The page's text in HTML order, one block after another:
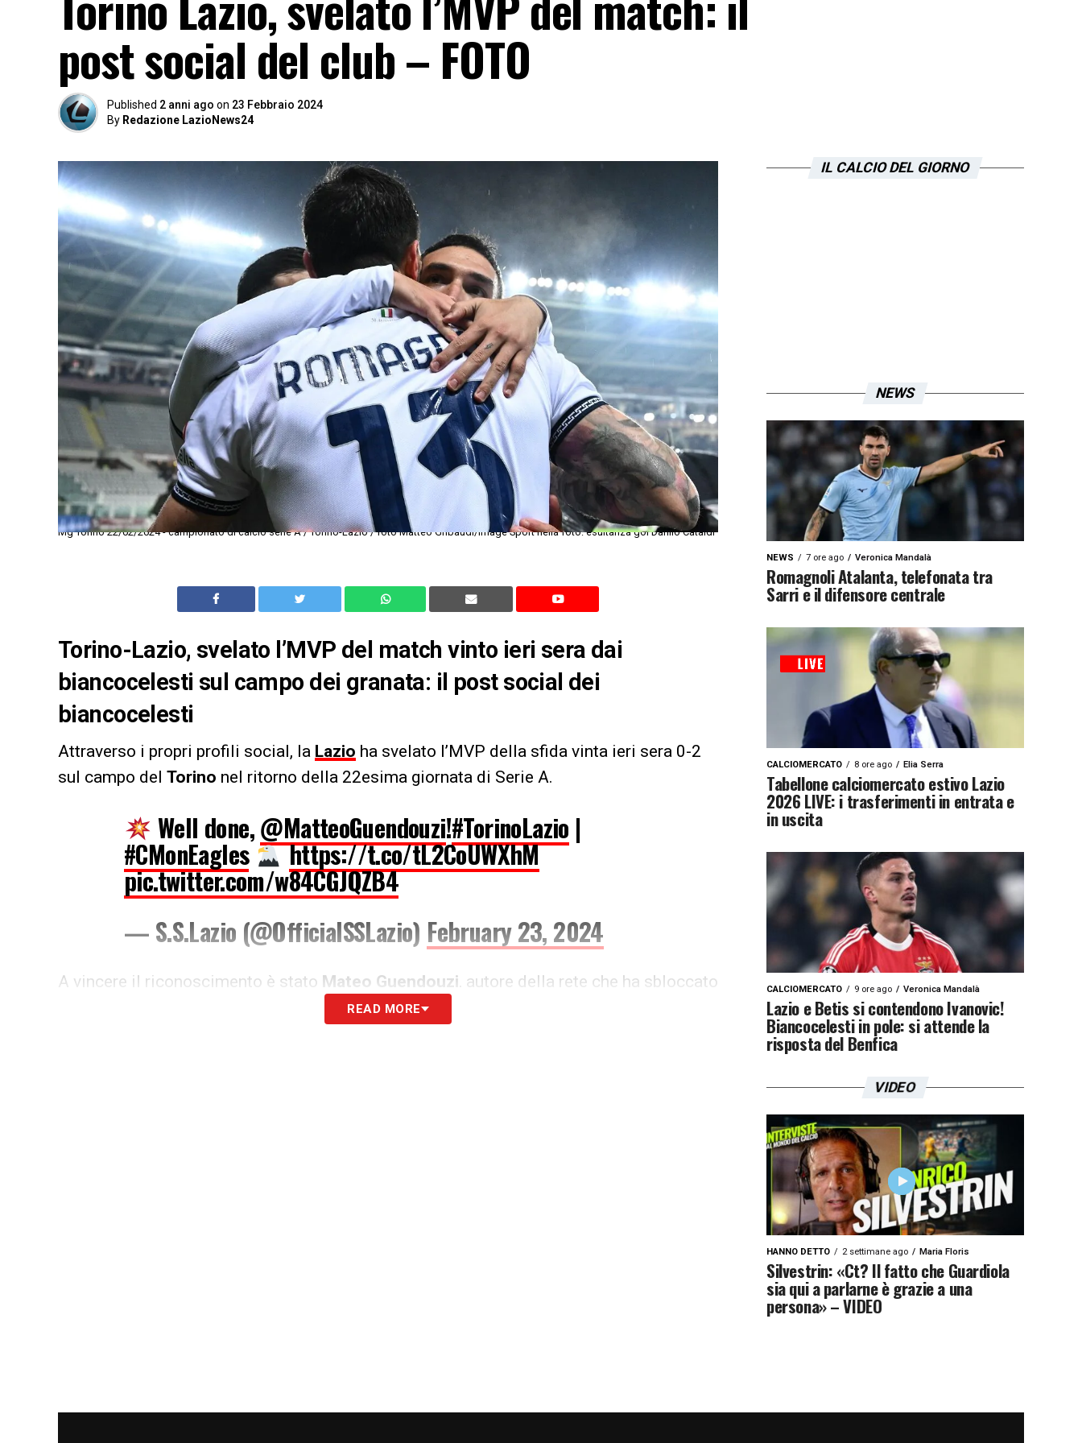
post social del club – FOTO
Published 2 anni ago on 23 Febbraio 2024
By Redazione LazioNews24
Mg Torino 22/02/2024 - campionato di calcio serie A / Torino-Lazio / foto Matteo Gribaudi/Image Sport nella foto: esultanza gol Danilo Cataldi
Torino-Lazio, svelato l’MVP del match vinto ieri sera dai
biancocelesti sul campo dei granata: il post social dei
biancocelesti
Attraverso i propri profili social, la Lazio ha svelato l’MVP della sfida vinta ieri sera 0-2
sul campo del Torino nel ritorno della 22esima giornata di Serie A.
Well done,@MatteoGuendouzi!#TorinoLazio |
#CMonEagles https://t.co/tL2CoUWXhM
pic.twitter.com/w84CGJQZB4
— S.S.Lazio (@OfficialSSLazio) February 23, 2024
A vincere il riconoscimento è stato Mateo Guendouzi , autore della rete che ha sbloccato
Danilo Cataldi.
READ MORE
IL CALCIO DEL GIORNO
NEWS
NEWS 7 ore ago Veronica Mandalà
Romagnoli Atalanta, telefonata tra
Sarri e il difensore centrale
CALCIOMERCATO 8 ore ago Elia Serra
Tabellone calciomercato estivo Lazio
2026 LIVE: i trasferimenti in entrata e
in uscita
CALCIOMERCATO 9 ore ago Veronica Mandalà
Lazio e Betis si contendono Ivanovic!
Biancocelesti in pole: si attende la
risposta del Benfica
VIDEO
HANNO DETTO 2 settimane ago Maria Floris
Silvestrin: «Ct? Il fatto che Guardiola
sia qui a parlarne è grazie a una
persona» – VIDEO